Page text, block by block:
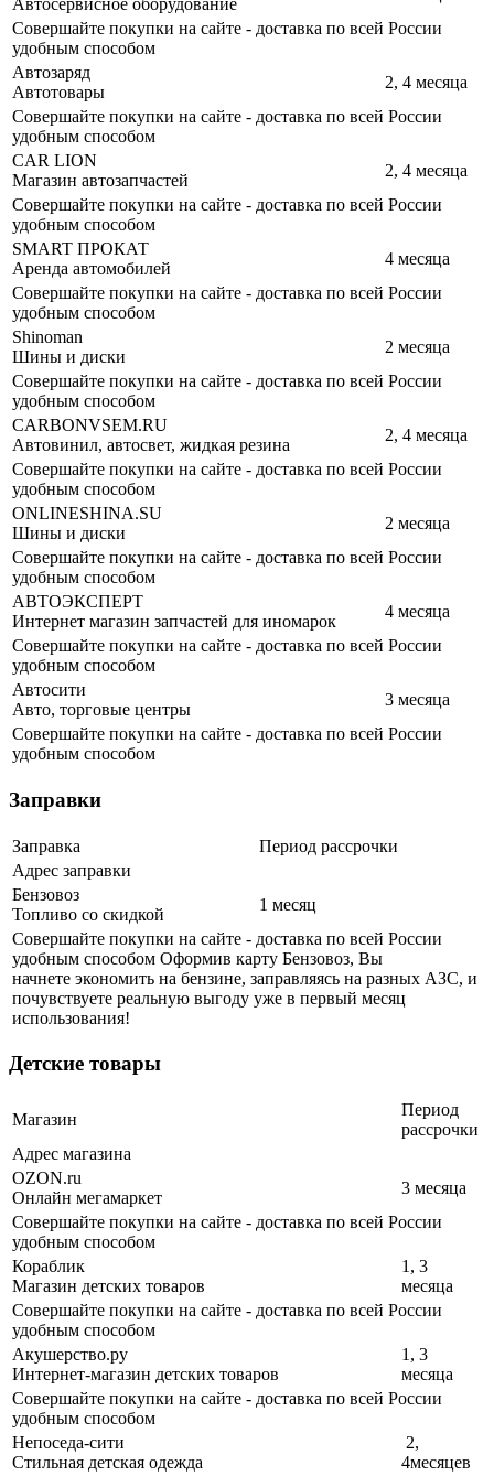
Автосервисное оборудование
Совершайте покупки на сайте - доставка по всей России
удобным способом
Автозаряд
Автотовары
2, 4 месяца
Совершайте покупки на сайте - доставка по всей России
удобным способом
CAR LION
Магазин автозапчастей
2, 4 месяца
Совершайте покупки на сайте - доставка по всей России
удобным способом
SMART ПРОКАТ
Аренда автомобилей
4 месяца
Совершайте покупки на сайте - доставка по всей России
удобным способом
Shinoman
Шины и диски
2 месяца
Совершайте покупки на сайте - доставка по всей России
удобным способом
CARBONVSEM.RU
Автовинил, автосвет, жидкая резина
2, 4 месяца
Совершайте покупки на сайте - доставка по всей России
удобным способом
ONLINESHINA.SU
Шины и диски
2 месяца
Совершайте покупки на сайте - доставка по всей России
удобным способом
АВТОЭКСПЕРТ
Интернет магазин запчастей для иномарок
4 месяца
Совершайте покупки на сайте - доставка по всей России
удобным способом
Автосити
Авто, торговые центры
3 месяца
Совершайте покупки на сайте - доставка по всей России
удобным способом
Заправки
Заправка
Период рассрочки
Адрес заправки
Бензовоз
Топливо со скидкой
1 месяц
Совершайте покупки на сайте - доставка по всей России
удобным способом Оформив карту Бензовоз, Вы
начнете экономить на бензине, заправляясь на разных АЗС, и
почувствуете реальную выгоду уже в первый месяц
использования!
Детские товары
Магазин
Период
рассрочки
Адрес магазина
OZON.ru
Онлайн мегамаркет
3 месяца
Совершайте покупки на сайте - доставка по всей России
удобным способом
Кораблик
Магазин детских товаров
1, 3
месяца
Совершайте покупки на сайте - доставка по всей России
удобным способом
Акушерство.ру
Интернет-магазин детских товаров
1, 3
месяца
Совершайте покупки на сайте - доставка по всей России
удобным способом
Непоседа-сити
Стильная детская одежда
2,
4месяцев